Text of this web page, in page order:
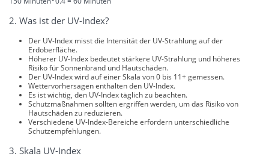
2. Was ist der UV-Index?
Der UV-Index misst die Intensität der UV-Strahlung auf der
Erdoberfläche.
Höherer UV-Index bedeutet stärkere UV-Strahlung und höheres
Risiko für Sonnenbrand und Hautschäden.
Der UV-Index wird auf einer Skala von 0 bis 11+ gemessen.
Wettervorhersagen enthalten den UV-Index.
Es ist wichtig, den UV-Index täglich zu beachten.
Schutzmaßnahmen sollten ergriffen werden, um das Risiko von
Hautschäden zu reduzieren.
Verschiedene UV-Index-Bereiche erfordern unterschiedliche
Schutzempfehlungen.
3. Skala UV-Index